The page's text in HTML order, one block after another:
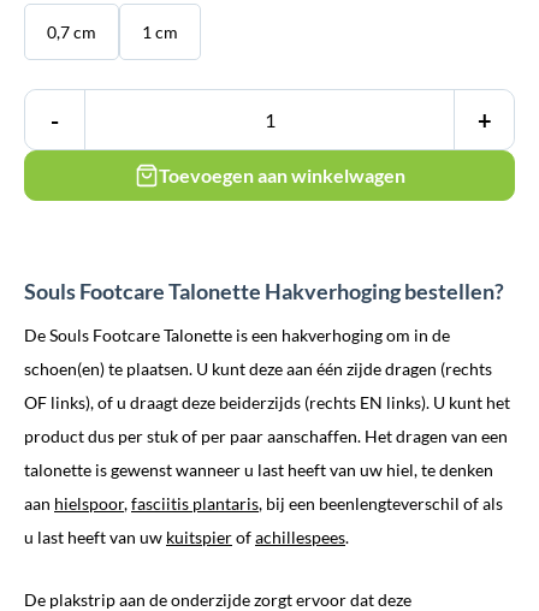
0,7 cm 1 cm
- +
Toevoegen aan winkelwagen
Souls Footcare Talonette Hakverhoging bestellen?
De Souls Footcare Talonette is een hakverhoging om in de
schoen(en) te plaatsen. U kunt deze aan één zijde dragen (rechts
OF links), of u draagt deze beiderzijds (rechts EN links). U kunt het
product dus per stuk of per paar aanschaffen. Het dragen van een
talonette is gewenst wanneer u last heeft van uw hiel, te denken
aan hielspoor,fasciitis plantaris, bij een beenlengteverschil of als
u last heeft van uw kuitspierofachillespees.
De plakstrip aan de onderzijde zorgt ervoor dat deze